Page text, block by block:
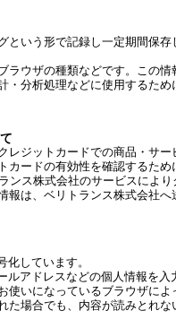
という形で記録し一定期間保存
ラウザの種類などです。この情
・分析処理などに使用するため
レジットカードでの商品・サー
カードの有効性を確認するため
ンス株式会社のサービスにより
報は、ベリトランス株式会社へ
しています。
ルアドレスなどの個人情報を入
使いになっているブラウザによ
た場合でも、内容が読みとれな